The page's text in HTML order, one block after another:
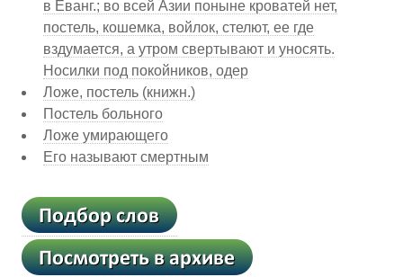
в Еванг.; во всей Азии поныне кроватей нет,
постель, кошемка, войлок, стелют, ее где
вздумается, а утром свертывают и уносять.
Носилки под покойников, одер
Ложе, постель (книжн.)
Постель больного
Ложе умирающего
Его называют смертным